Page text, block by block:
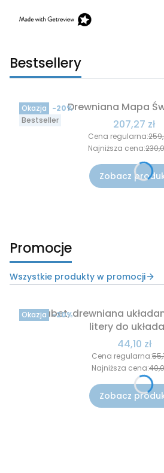
Bestsellery
Okazja
Bestseller
Drewniana Mapa
Cena
207,27 zł
Cena regularna:
-20%
Najniższa cena:
Zobacz
Promocje
Wszystkie produkty w promocji
Okazja
Alfabet, drewniana
litery do
Cena
44,10 zł
Cena regularna:
-20%
Najniższa cena:
Zobacz